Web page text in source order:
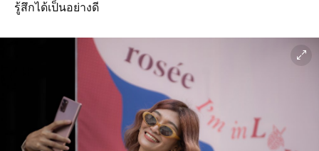
รู้สึกได้เป็นอย่างดี